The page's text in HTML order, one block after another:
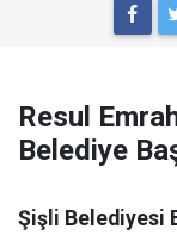
Resul
Belediye
Şişli Belediyesi